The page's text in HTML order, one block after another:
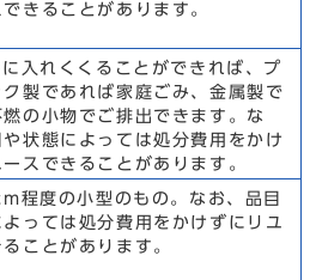
きることがあります。
入れくくることができれば、プ
ク製であれば家庭ごみ、金属製で
燃の小物でご排出できます。な
や状態によっては処分費用をかけ
スできることがあります。
程度の小型のもの。なお、品目
よっては処分費用をかけずにリユ
ことがあります。